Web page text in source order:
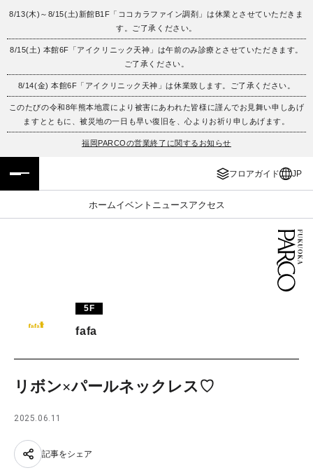
8/13(木)～8/15(土)新館B1F「ココカラファイン調剤」は休業とさせていただきま
す。ご了承ください。
8/15(土) 本館6F「アイクリニック天神」は午前のみ診療とさせていただきます。
ご了承ください。
8/14(金) 本館6F「アイクリニック天神」は休業致します。ご了承ください。
このたびの令和8年熊本地震により被害にあわれた皆様に謹んでお見舞い申しあげ
ますとともに、被災地の一日も早い復旧を、心よりお祈り申しあげます。
福岡PARCOの営業終了に関するお知らせ
フロアガイド JP
ホームイベント ニュース アクセス
フロアガイド
施設案内・アクセス
イベント・ポップアップ
レストラン・カフェ
ENGLISH
繁体字
簡体字
ภาษาไทย
5F
fafa
リボン×パールネックレス♡
2025.06.11
記事をシェア